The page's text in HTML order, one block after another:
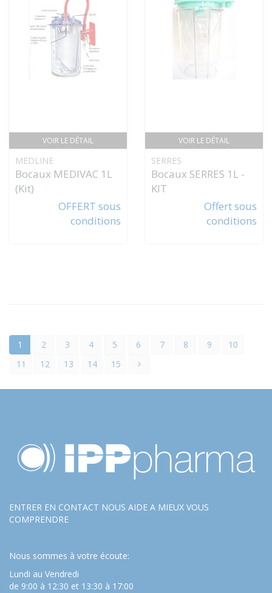
VOIR LE DÉTAIL
MEDLINE
Bocaux MEDIVAC 1L
(Kit)
OFFERT sous
conditions
VOIR LE DÉTAIL
SERRES
Bocaux SERRES 1L -
KIT
Offert sous
conditions
1 2 3 4 5 6 7 8 9
10
11
12 13 14 15
ENTRER EN CONTACT NOUS AIDE A MIEUX VOUS
COMPRENDRE
Nous sommes à votre écoute:
Lundi au Vendredi
de 9:00 à 12:30 et 13:30 à 17:00